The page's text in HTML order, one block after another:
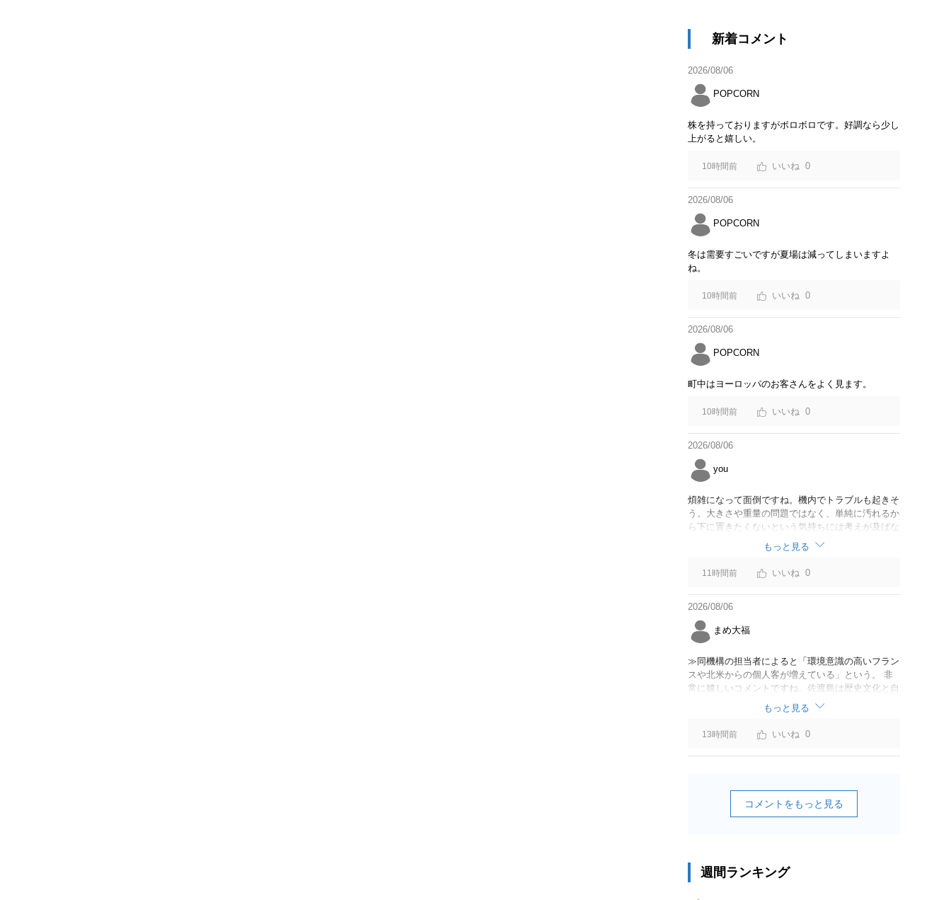
新着コメント
2026/08/06
POPCORN
株を持っておりますがボロボロです。好調なら少し
上がると嬉しい。
10時間前 0
2026/08/06
POPCORN
冬は需要すごいですが夏場は減ってしまいますよ
ね。
10時間前 0
2026/08/06
POPCORN
町中はヨーロッパのお客さんをよく見ます。
10時間前 0
2026/08/06
you
煩雑になって面倒ですね。機内でトラブルも起きそ
う。大きさや重量の問題ではなく、単純に汚れるか
ら下に置きたくないという気持ちには考えが及ばな
かったのでしょうかね。いっそ、荷物棚を撤去した
座席を作って、座席指定も荷物も含んだプランとす
べて無しで格安プランで分けてもらった方がシンプ
ルで分かりやすいかも。どんどん料金が細分化され
て面倒です。
もっと見る
11時間前 0
2026/08/06
まめ大福
≫同機構の担当者によると「環境意識の高いフラン
スや北米からの個人客が増えている」という。 非
常に嬉しいコメントですね。佐渡島は歴史文化と自
然が相まっての土地となっているので、個人的には
環境意識の低い人は来ないでほしいです。「金がと
れるんじゃないか」と勝手に穴掘ったりしそうな国
の人は来ないでほしいですね。
もっと見る
13時間前 0
コメントをもっと見る
週間ランキング